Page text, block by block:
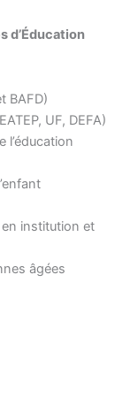
d’Éducation
BAFD)
UF, DEFA)
l’éducation
institution et
âgées